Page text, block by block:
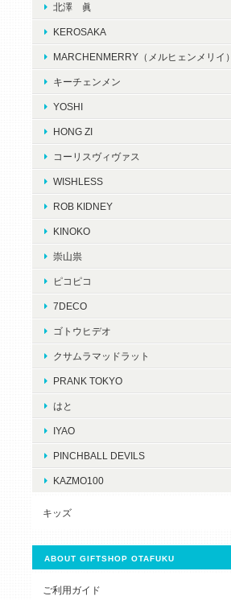
北澤 眞
KEROSAKA
MARCHENMERRY（メルヒェンメリイ）
キーチェンメン
YOSHI
HONG ZI
コーリスヴィヴァス
WISHLESS
ROB KIDNEY
KINOKO
崇山祟
ピコピコ
7DECO
ゴトウヒデオ
クサムラマッドラット
PRANK TOKYO
はと
IYAO
PINCHBALL DEVILS
KAZMO100
キッズ
ABOUT GIFTSHOP OTAFUKU
ご利用ガイド